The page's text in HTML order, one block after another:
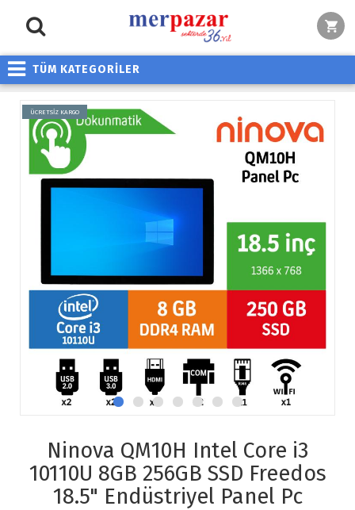
TÜM KATEGORİLER
ÜCRETSİZ KARGO
Ninova QM10H Intel Core i3
10110U 8GB 256GB SSD Freedos
18.5" Endüstriyel Panel Pc